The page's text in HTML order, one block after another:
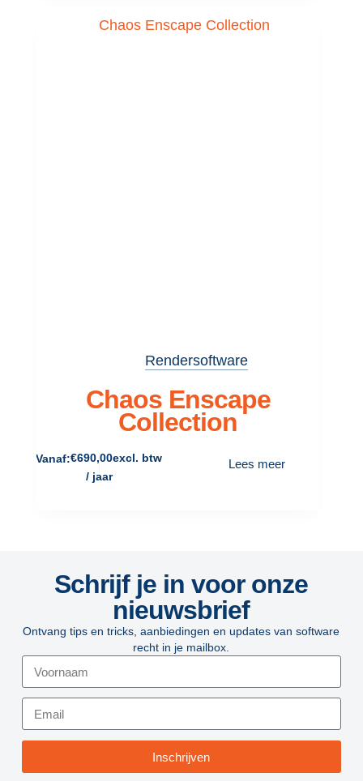
Rendersoftware
Chaos Enscape
Collection
Vanaf:€690,00excl. btw
/ jaar
Lees meer
Schrijf je in voor onze
nieuwsbrief
Ontvang tips en tricks, aanbiedingen en updates van software
recht in je mailbox.
Inschrijven